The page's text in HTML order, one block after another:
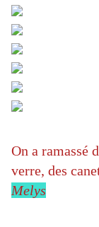
On a ramassé
verre, des
Melys